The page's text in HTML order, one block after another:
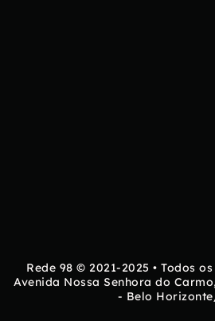
Rede 98 © 2021-2025 • Todos
Avenida Nossa Senhora do
- Belo